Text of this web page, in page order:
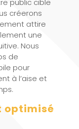
public cible
créerons
attire
une
Nous
de
pour
à l’aise et
optimisé